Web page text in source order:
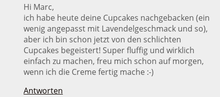
Hi Marc,
ich habe heute deine Cupcakes nachgebacken (ein
wenig angepasst mit Lavendelgeschmack und so),
aber ich bin schon jetzt von den schlichten
Cupcakes begeistert! Super fluffig und wirklich
einfach zu machen, freu mich schon auf morgen,
wenn ich die Creme fertig mache :-)
Antworten